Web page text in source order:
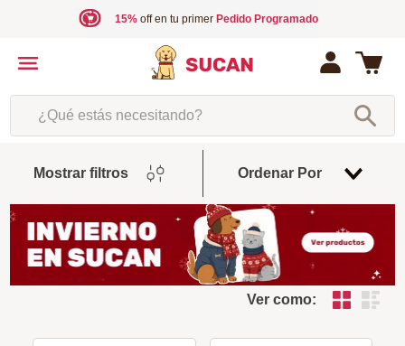
15%off en tu primer Pedido Programado
¿Qué estás necesitando?
Mostrar filtros Ordenar Por
De
Ver como: